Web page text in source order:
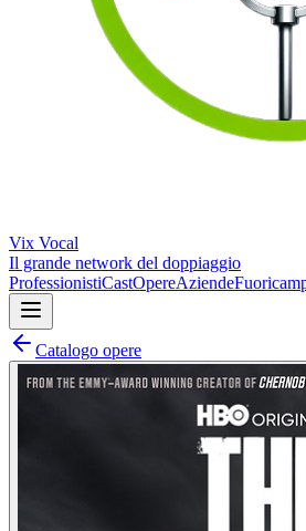
Vix Vocal
Il grande network del doppiaggio
ProfessionistiCastOpereAziende
Catalogo opere